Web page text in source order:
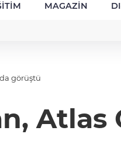
MAGAZİN
görüştü
Atlas